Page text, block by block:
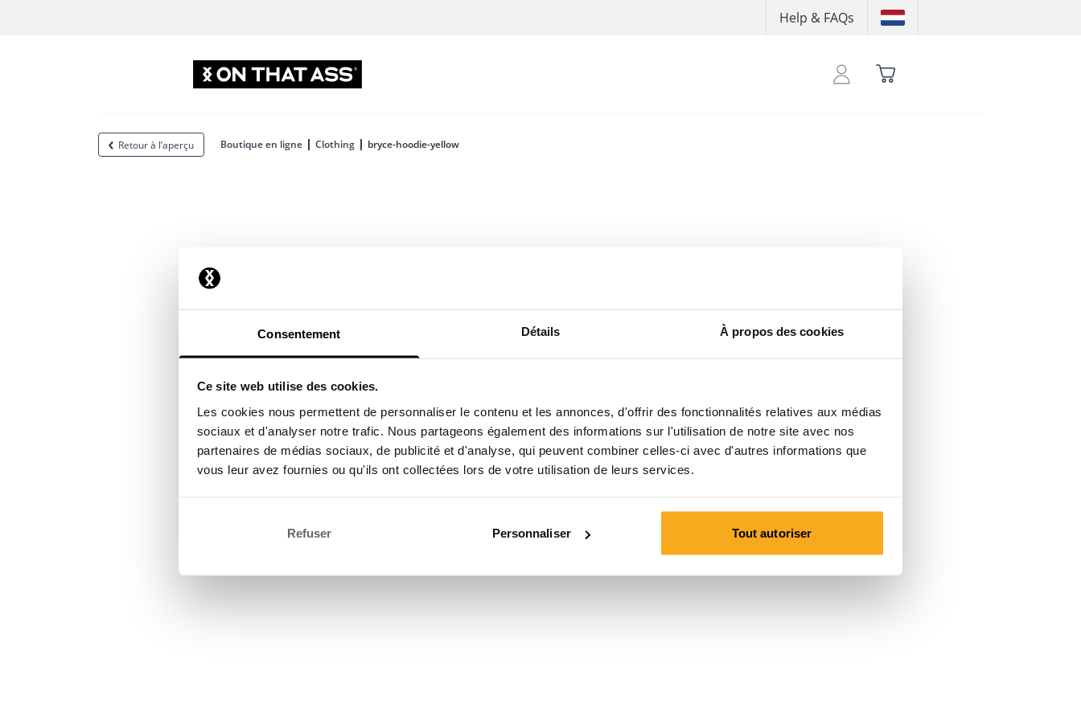
Consentement Détails À propos des cookies
Ce site web utilise des cookies.
Les cookies nous permettent de personnaliser le contenu et les annonces, d'offrir des fonctionnalités relatives aux médias
sociaux et d'analyser notre trafic. Nous partageons également des informations sur l'utilisation de notre site avec nos
partenaires de médias sociaux, de publicité et d'analyse, qui peuvent combiner celles-ci avec d'autres informations que
vous leur avez fournies ou qu'ils ont collectées lors de votre utilisation de leurs services.
Refuser Personnaliser Tout autoriser
Help & FAQs
Retour à l’aperçu Boutique en ligne Clothing bryce-hoodie-yellow